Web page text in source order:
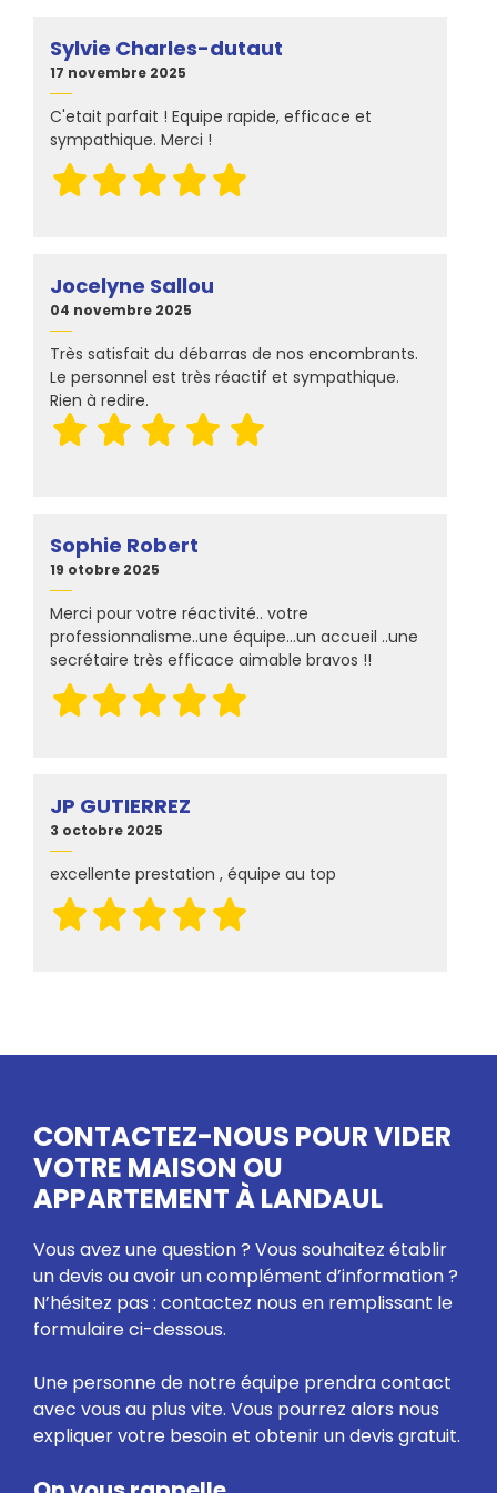
Sylvie Charles-dutaut
17 novembre 2025
C'etait parfait ! Equipe rapide, efficace et
sympathique. Merci !
Jocelyne Sallou
04 novembre 2025
Très satisfait du débarras de nos encombrants.
Le personnel est très réactif et sympathique.
Rien à redire.
Sophie Robert
19 otobre 2025
Merci pour votre réactivité.. votre
professionnalisme..une équipe...un accueil ..une
secrétaire très efficace aimable bravos !!
JP GUTIERREZ
3 octobre 2025
excellente prestation , équipe au top
CONTACTEZ-NOUS POUR VIDER
VOTRE MAISON OU
APPARTEMENT À LANDAUL
Vous avez une question ? Vous souhaitez établir
un devis ou avoir un complément d’information ?
N’hésitez pas : contactez nous en remplissant le
formulaire ci-dessous.
Une personne de notre équipe prendra contact
avec vous au plus vite. Vous pourrez alors nous
expliquer votre besoin et obtenir un devis gratuit.